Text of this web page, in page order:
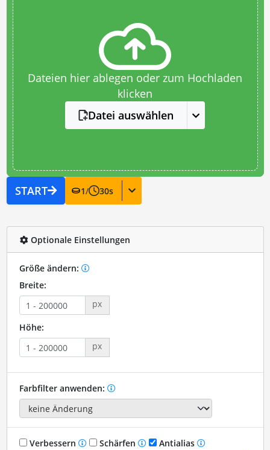
Dateien hier ablegen oder zum Hochladen
klicken
Datei auswählen
START 1/ 30s
Optionale Einstellungen
Größe ändern:
Breite:
px
Höhe:
px
Farbfilter anwenden:
Verbessern Schärfen
Antialias